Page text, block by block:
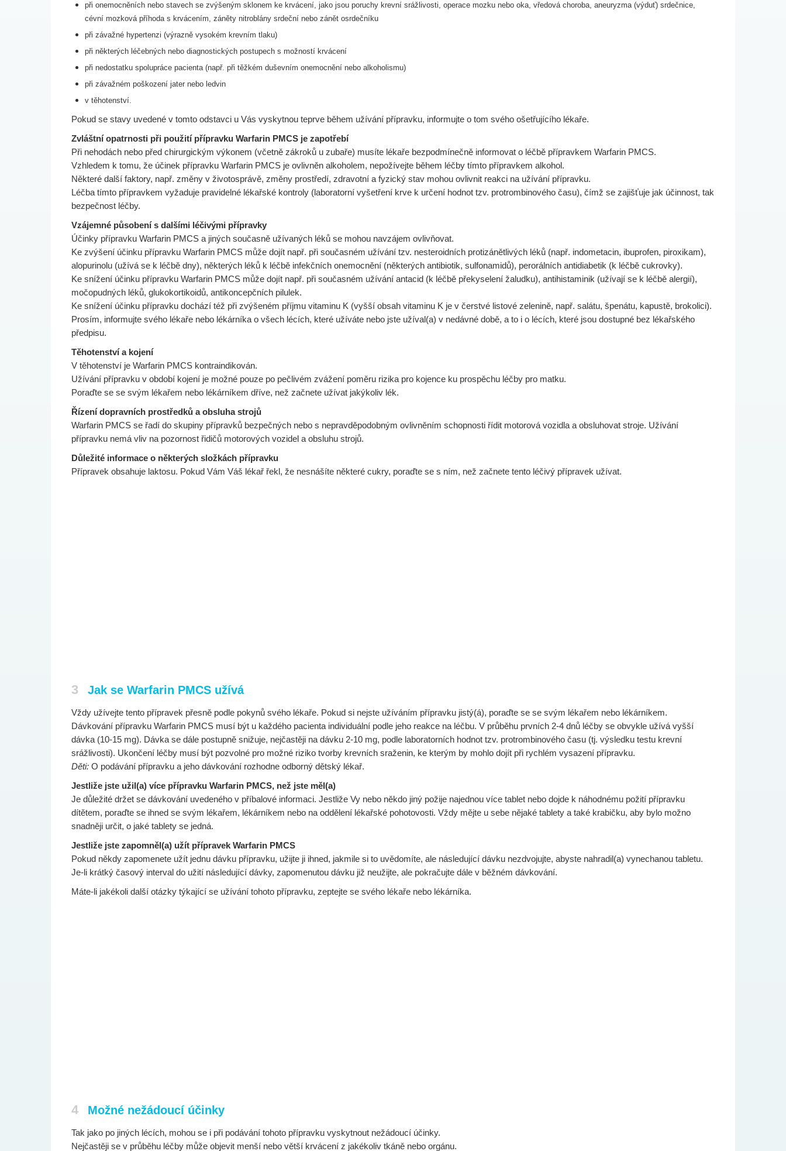
při onemocněních nebo stavech se zvýšeným sklonem ke krvácení, jako jsou poruchy krevní srážlivosti, operace mozku nebo oka, vředová choroba, aneuryzma (výduť) srdečnice,
cévní mozková příhoda s krvácením, záněty nitroblány srdeční nebo zánět osrdečníku
při závažné hypertenzi (výrazně vysokém krevním tlaku)
při některých léčebných nebo diagnostických postupech s možností krvácení
při nedostatku spolupráce pacienta (např. při těžkém duševním onemocnění nebo alkoholismu)
při závažném poškození jater nebo ledvin
v těhotenství.
Pokud se stavy uvedené v tomto odstavci u Vás vyskytnou teprve během užívání přípravku, informujte o tom svého ošetřujícího lékaře.
Zvláštní opatrnosti při použití přípravku Warfarin PMCS je zapotřebí
Při nehodách nebo před chirurgickým výkonem (včetně zákroků u zubaře) musíte lékaře bezpodmínečně informovat o léčbě přípravkem Warfarin PMCS.
Vzhledem k tomu, že účinek přípravku Warfarin PMCS je ovlivněn alkoholem, nepožívejte během léčby tímto přípravkem alkohol.
Některé další faktory, např. změny v životosprávě, změny prostředí, zdravotní a fyzický stav mohou ovlivnit reakci na užívání přípravku.
Léčba tímto přípravkem vyžaduje pravidelné lékařské kontroly (laboratorní vyšetření krve k určení hodnot tzv. protrombinového času), čímž se zajišťuje jak účinnost, tak
bezpečnost léčby.
Vzájemné působení s dalšími léčivými přípravky
Účinky přípravku Warfarin PMCS a jiných současně užívaných léků se mohou navzájem ovlivňovat.
Ke zvýšení účinku přípravku Warfarin PMCS může dojít např. při současném užívání tzv. nesteroidních protizánětlivých léků (např. indometacin, ibuprofen, piroxikam),
alopurinolu (užívá se k léčbě dny), některých léků k léčbě infekčních onemocnění (některých antibiotik, sulfonamidů), perorálních antidiabetik (k léčbě cukrovky).
Ke snížení účinku přípravku Warfarin PMCS může dojít např. při současném užívání antacid (k léčbě překyselení žaludku), antihistaminik (užívají se k léčbě alergií),
močopudných léků, glukokortikoidů, antikoncepčních pilulek.
Ke snížení účinku přípravku dochází též při zvýšeném příjmu vitaminu K (vyšší obsah vitaminu K je v čerstvé listové zelenině, např. salátu, špenátu, kapustě, brokolici).
Prosím, informujte svého lékaře nebo lékárníka o všech lécích, které užíváte nebo jste užíval(a) v nedávné době, a to i o lécích, které jsou dostupné bez lékařského
předpisu.
Těhotenství a kojení
V těhotenství je Warfarin PMCS kontraindikován.
Užívání přípravku v období kojení je možné pouze po pečlivém zvážení poměru rizika pro kojence ku prospěchu léčby pro matku.
Poraďte se se svým lékařem nebo lékárníkem dříve, než začnete užívat jakýkoliv lék.
Řízení dopravních prostředků a obsluha strojů
Warfarin PMCS se řadí do skupiny přípravků bezpečných nebo s nepravděpodobným ovlivněním schopnosti řídit motorová vozidla a obsluhovat stroje. Užívání
přípravku nemá vliv na pozornost řidičů motorových vozidel a obsluhu strojů.
Důležité informace o některých složkách přípravku
Přípravek obsahuje laktosu. Pokud Vám Váš lékař řekl, že nesnášíte některé cukry, poraďte se s ním, než začnete tento léčivý přípravek užívat.
3 Jak se Warfarin PMCS užívá
Vždy užívejte tento přípravek přesně podle pokynů svého lékaře. Pokud si nejste užíváním přípravku jistý(á), poraďte se se svým lékařem nebo lékárníkem.
Dávkování přípravku Warfarin PMCS musí být u každého pacienta individuální podle jeho reakce na léčbu. V průběhu prvních 2-4 dnů léčby se obvykle užívá vyšší
dávka (10-15 mg). Dávka se dále postupně snižuje, nejčastěji na dávku 2-10 mg, podle laboratorních hodnot tzv. protrombinového času (tj. výsledku testu krevní
srážlivosti). Ukončení léčby musí být pozvolné pro možné riziko tvorby krevních sraženin, ke kterým by mohlo dojít při rychlém vysazení přípravku.
Děti: O podávání přípravku a jeho dávkování rozhodne odborný dětský lékař.
Jestliže jste užil(a) více přípravku Warfarin PMCS, než jste měl(a)
Je důležité držet se dávkování uvedeného v příbalové informaci. Jestliže Vy nebo někdo jiný požije najednou více tablet nebo dojde k náhodnému požití přípravku
dítětem, poraďte se ihned se svým lékařem, lékárníkem nebo na oddělení lékařské pohotovosti. Vždy mějte u sebe nějaké tablety a také krabičku, aby bylo možno
snadněji určit, o jaké tablety se jedná.
Jestliže jste zapomněl(a) užít přípravek Warfarin PMCS
Pokud někdy zapomenete užít jednu dávku přípravku, užijte ji ihned, jakmile si to uvědomíte, ale následující dávku nezdvojujte, abyste nahradil(a) vynechanou tabletu.
Je-li krátký časový interval do užití následující dávky, zapomenutou dávku již neužijte, ale pokračujte dále v běžném dávkování.
Máte-li jakékoli další otázky týkající se užívání tohoto přípravku, zeptejte se svého lékaře nebo lékárníka.
4 Možné nežádoucí účinky
Tak jako po jiných lécích, mohou se i při podávání tohoto přípravku vyskytnout nežádoucí účinky.
Nejčastěji se v průběhu léčby může objevit menší nebo větší krvácení z jakékoliv tkáně nebo orgánu.